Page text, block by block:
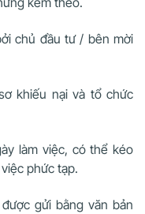
chủ đầu tư / bên mời
khiếu nại và tổ chức
làm việc, có thể kéo
phức tạp.
gửi bằng văn bản